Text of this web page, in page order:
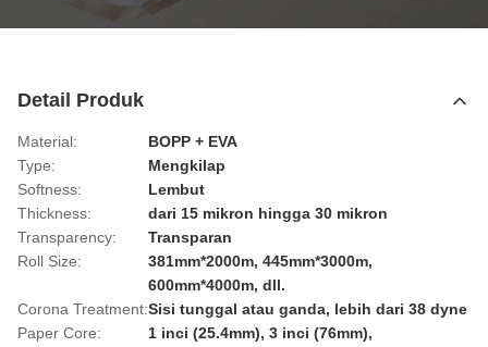
Detail Produk
Material:
BOPP + EVA
Type:
Mengkilap
Softness:
Lembut
Thickness:
dari 15 mikron hingga 30 mikron
Transparency:
Transparan
Roll Size:
381mm*2000m, 445mm*3000m,
600mm*4000m, dll.
Corona Treatment:Sisi tunggal atau ganda, lebih dari 38 dyne
Paper Core:
1 inci (25.4mm), 3 inci (76mm),